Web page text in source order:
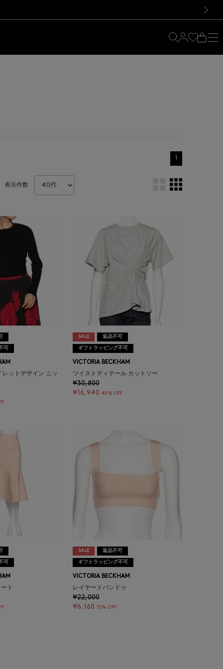
1
表示件数
可
レットデザイン ニッ
SALE 返品不可
ギフトラッピング不可
VICTORIA BECKHAM
ツイストディテール カットソー
¥30,800
¥16,940 45% OFF
可
ト
SALE 返品不可
ギフトラッピング不可
VICTORIA BECKHAM
レイヤードバンドゥ
¥22,000
¥6,160 72% OFF